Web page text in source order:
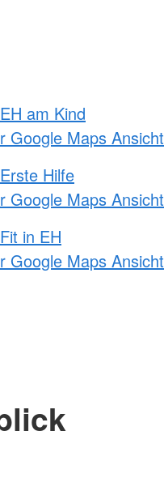
am Kind
Google Maps Ansicht
Hilfe
Google Maps Ansicht
in EH
Google Maps Ansicht